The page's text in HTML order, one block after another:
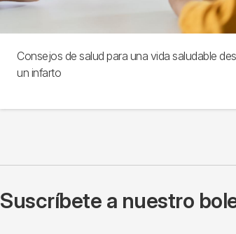
Consejos de salud para una vida saludable
un infarto
Suscríbete a nuestro